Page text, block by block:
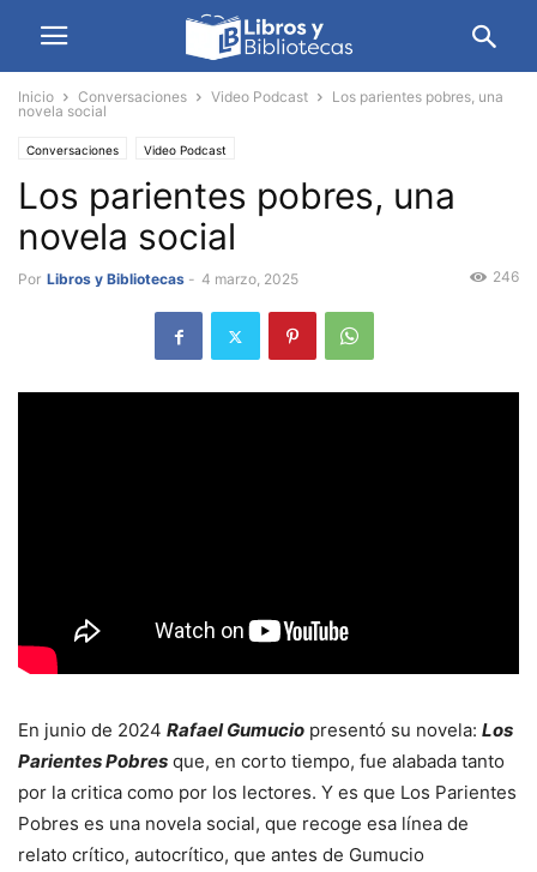
Inicio Conversaciones Video Podcast
Los parientes pobres, una
novela social
Conversaciones Video Podcast
Los parientes pobres, una
novela social
Por Libros y Bibliotecas - 4 marzo, 2025 246
En junio de 2024 Rafael Gumucio presentó su novela: Los
Parientes Pobres que, en corto tiempo, fue alabada tanto
por la critica como por los lectores. Y es que Los Parientes
Pobres es una novela social, que recoge esa línea de
relato crítico, autocrítico, que antes de Gumucio